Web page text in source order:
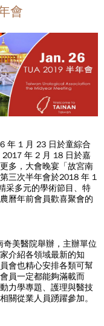
會
年 1 月 23 日於童綜合
年 2 月 18 日於嘉
多，大會晚宴「故宮南
三次半年會於2018 年 1
采多元的學術節目、特
曆年前會員歡喜聚會的
美醫院舉辦，主辦單位
介紹各領域最新的知
會也精心安排各類可幫
員一定都能夠滿載而
力學專題、護理與醫技
關從業人員踴躍參加。